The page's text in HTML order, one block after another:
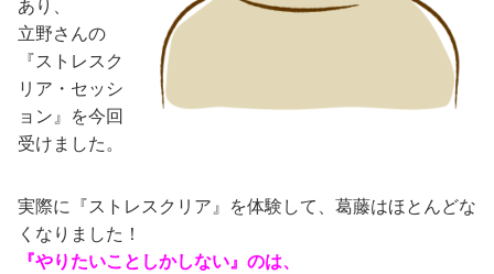
あり、
立野さんの
『ストレスク
リア・セッシ
ョン』を今回
受けました。
実際に『ストレスクリア』を体験して、葛藤はほとんどな
くなりました！
『やりたいことしかしない』のは、